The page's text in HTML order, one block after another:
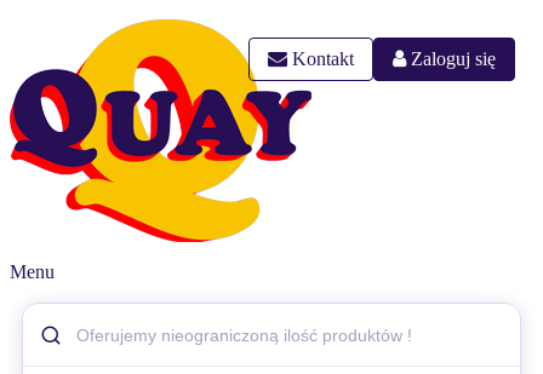
Kontakt Zaloguj się
Menu